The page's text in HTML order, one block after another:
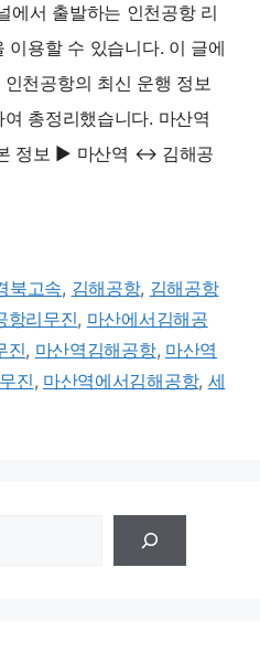
에서 출발하는 인천공항 리
이용할 수 있습니다. 이 글에
천공항의 최신 운행 정보
총정리했습니다. 마산역
정보 ▶ 마산역 ↔ 김해공
북고속, 김해공항, 김해공항
항리무진, 마산에서김해공
진, 마산역김해공항, 마산역
진, 마산역에서김해공항, 세